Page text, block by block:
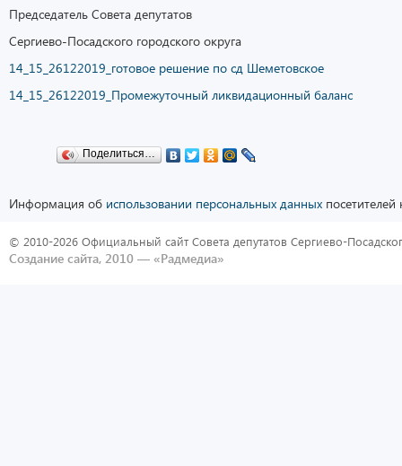
Председатель Совета депутатов
Сергиево-Посадского городского округа
14_15_26122019_готовое решение по сд Шеметовское
14_15_26122019_Промежуточный ликвидационный баланс
Поделиться…
Информация об использовании персональных данных посетителей
© 2010-2026 Официальный сайт Совета депутатов Сергиево-
Создание сайта, 2010 — «Радмедиа»